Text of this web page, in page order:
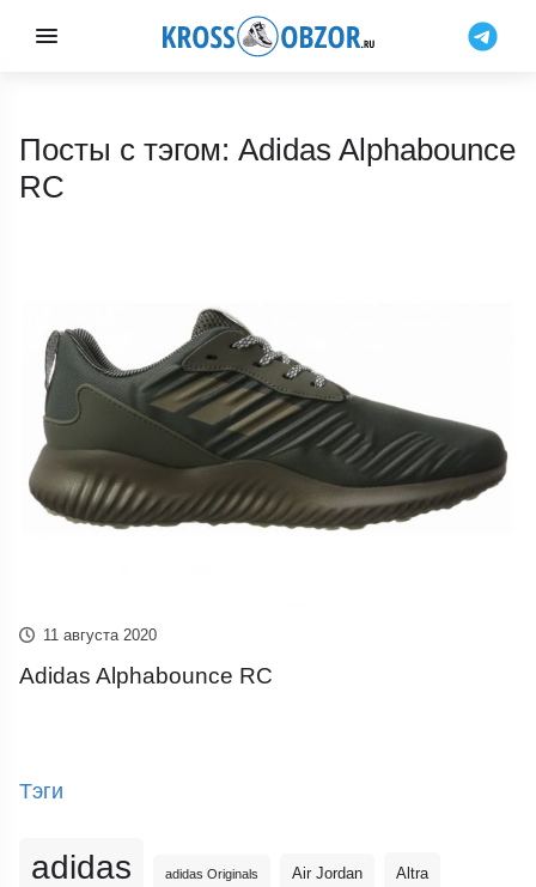
Посты с тэгом: Adidas Alphabounce
RC
11 августа 2020
Adidas Alphabounce RC
Тэги
adidas adidas Originals Air Jordan Altra